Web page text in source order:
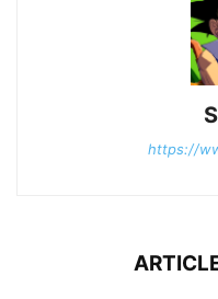
https://